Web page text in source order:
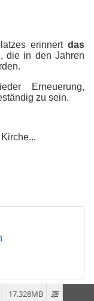
erinnert das
die in den Jahren
Erneuerung,
zu sein.
17.328MB